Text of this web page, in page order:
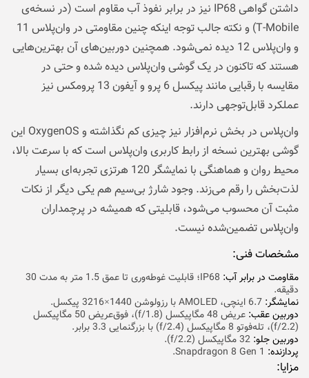
داشتن گواهی IP68 نیز در برابر نفوذ آب مقاوم است (در نسخه‌ی
T-Mobile) و نکته جالب توجه اینکه چنین مقاومتی در وان‌پلاس 11
و وان‌پلاس 12 دیده نمی‌شود. همچنین دوربین‌های آن بهترین‌هایی
هستند که تاکنون در یک گوشی وان‌پلاس دیده شده و حتی در
مقایسه با رقبایی مانند پیکسل 6 پرو و آیفون 13 پرومکس نیز
عملکرد قابل‌توجهی دارند.
وان‌پلاس در بخش نرم‌افزار نیز چیزی کم نگذاشته و OxygenOS این
گوشی بهترین نسخه‌ از رابط کاربری وان‌پلاس است که با سرعت بالا،
محیط روان و هماهنگی با نمایشگر 120 هرتزی تجربه‌ای بسیار
لذت‌بخش را رقم می‌زند. وجود شارژ بی‌سیم هم یکی دیگر از نکات
مثبت آن محسوب می‌شود، قابلیتی که همیشه در پرچمداران
وان‌پلاس تضمین‌شده نیست.
مشخصات فنی:
مقاومت در برابر آب:
IP68؛ قابلیت غوطه‌وری تا عمق 1.5 متر به مدت 30
دقیقه.
نمایشگر:
دوربین عقب:‌
عریض 48 مگاپیکسل (f/1.8)، فوق‌عریض 50 مگاپیکسل
(f/2.2)، تله‌فوتو 8 مگاپیکسل (f/2.4) با بزرگنمایی 3.3 برابر.
دوربین جلو:
پردازنده:
مزایا: